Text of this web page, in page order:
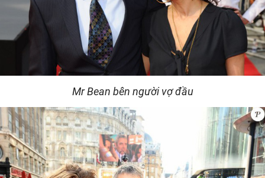
Mr Bean bên người vợ đầu